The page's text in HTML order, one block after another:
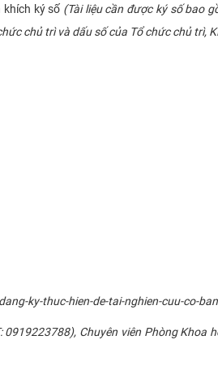
khích ký số (Tài liệu cần được ký số bao
chủ trì và dấu số của Tổ chức chủ trì,
ky-thuc-hien-de-tai-nghien-cuu-co-
Chuyên viên Phòng Khoa